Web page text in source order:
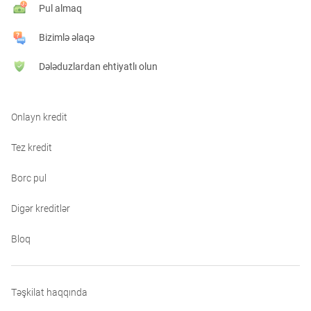
Onlayn kredit
Tez kredit
Borc pul
Digər kreditlər
Bloq
Təşkilat haqqında
Pul almaq
Bizimlə əlaqə
Dələduzlardan ehtiyatlı olun